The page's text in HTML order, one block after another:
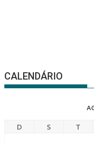
CALENDÁRIO
D S T